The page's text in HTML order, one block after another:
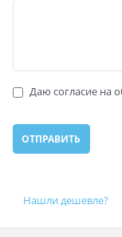
Даю согласие на
Нашли дешевле?